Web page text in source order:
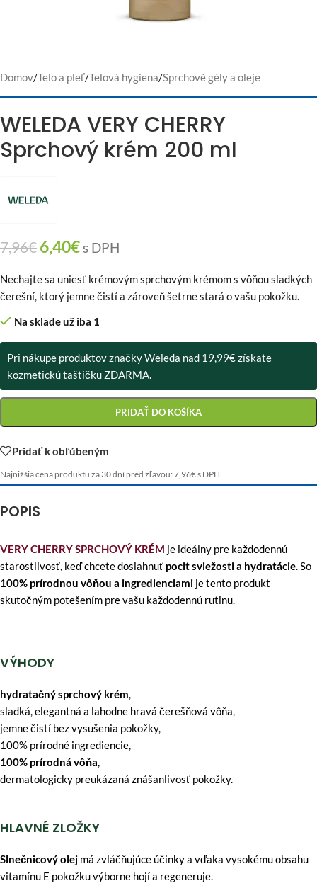
Domov/Telo a pleť/Telová hygiena/Sprchové gély a oleje
WELEDA VERY CHERRY
Sprchový krém 200 ml
7,96€ 6,40€s DPH
Nechajte sa uniesť krémovým sprchovým krémom s vôňou sladkých
čerešní, ktorý jemne čistí a zároveň šetrne stará o vašu pokožku.
Na sklade už iba 1
Pri nákupe produktov značky Weleda nad 19,99€ získate
kozmetickú taštičku ZDARMA.
PRIDAŤ DO KOŠÍKA
Pridať k obľúbeným
Najnižšia cena produktu za 30 dní pred zľavou: 7,96€s DPH
POPIS
VERY CHERRY SPRCHOVÝ KRÉM je ideálny pre každodennú
starostlivosť, keď chcete dosiahnuť pocit sviežosti a hydratácie. So
100% prírodnou vôňou a ingredienciami je tento produkt
skutočným potešením pre vašu každodennú rutinu.
VÝHODY
hydratačný sprchový krém,
sladká, elegantná a lahodne hravá čerešňová vôňa,
jemne čistí bez vysušenia pokožky,
100% prírodné ingrediencie,
100% prírodná vôňa,
dermatologicky preukázaná znášanlivosť pokožky.
HLAVNÉ ZLOŽKY
Slnečnicový olej má zvláčňujúce účinky a vďaka vysokému obsahu
vitamínu E pokožku výborne hojí a regeneruje.